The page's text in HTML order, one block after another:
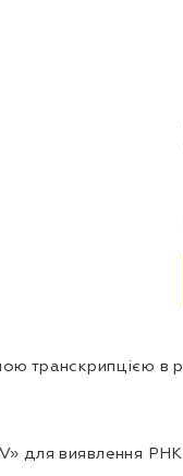
транскрипцією в
для виявлення